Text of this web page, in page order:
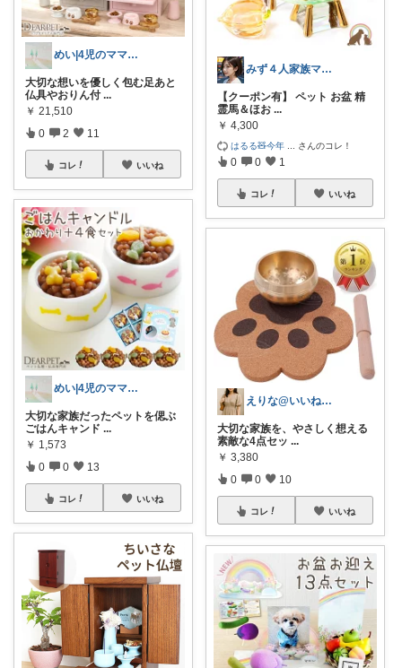
めい|4児のママおすすめ
大切な想いを優しく包む足あと
仏具やおりん付 ...
￥ 21,510
0 2 11
コレ いいね
めい|4児のママおすすめ
大切な家族だったペットを偲ぶ
ごはんキャンド ...
￥ 1,573
0 0 13
コレ いいね
みず４人家族ママ★３０代子育て奮闘中🙆
【クーポン有】 ペット お盆 精
霊馬＆ほお ...
￥ 4,300
はるる🧸今年 さんのコレ！
0 0 1
コレ いいね
えりな@いいね100%バック💓
大切な家族を、やさしく想える
素敵な4点セッ ...
￥ 3,380
0 0 10
コレ いいね